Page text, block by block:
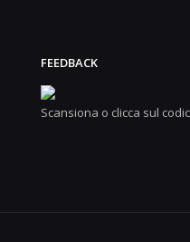
FEEDBACK
Scansiona o clicca sul